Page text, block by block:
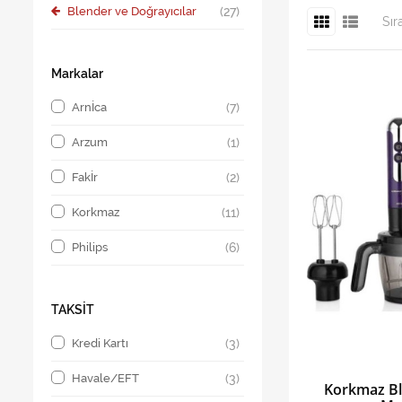
Korkmaz
Blender ve Doğrayıcılar (27)
Markalar
Arnİca (7)
Arzum (1)
Fakİr (2)
Korkmaz (11)
Philips (6)
TAKSİT
Kredi Kartı (3)
Havale/EFT (3)